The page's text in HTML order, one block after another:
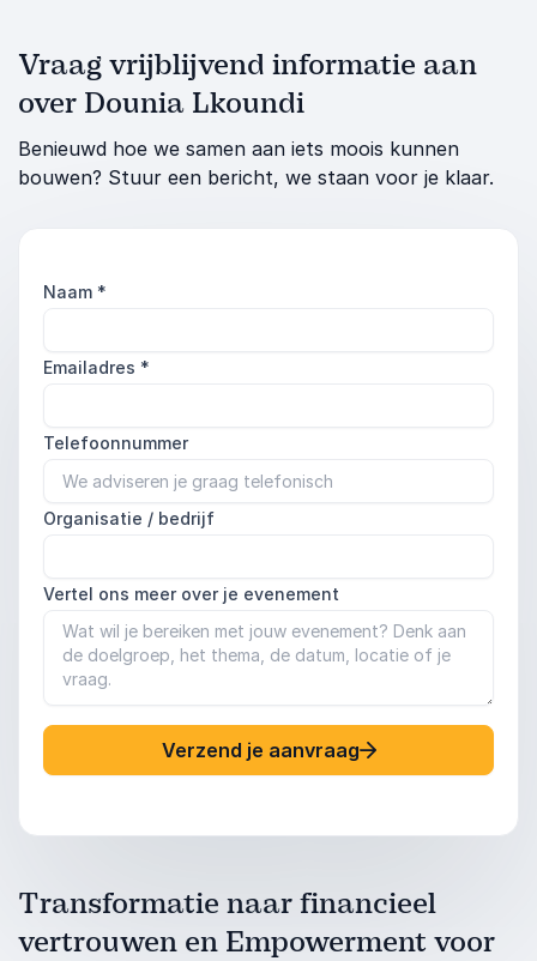
Vraag vrijblijvend informatie aan
over Dounia Lkoundi
Benieuwd hoe we samen aan iets moois kunnen
bouwen? Stuur een bericht, we staan voor je klaar.
Naam *
Emailadres *
Telefoonnummer
Organisatie / bedrijf
Vertel ons meer over je evenement
Verzend je aanvraag
Transformatie naar financieel
vertrouwen en Empowerment voor